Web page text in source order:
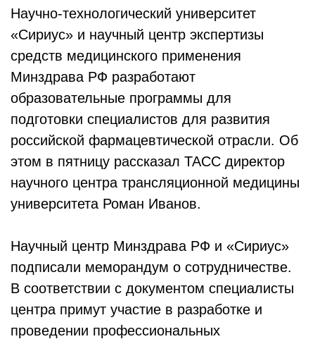
Научно-технологический университет
«Сириус» и научный центр экспертизы
средств медицинского применения
Минздрава РФ разработают
образовательные программы для
подготовки специалистов для развития
российской фармацевтической отрасли. Об
этом в пятницу рассказал ТАСС директор
научного центра трансляционной медицины
университета Роман Иванов.
Научный центр Минздрава РФ и «Сириус»
подписали меморандум о сотрудничестве.
В соответствии с документом специалисты
центра примут участие в разработке и
проведении профессиональных